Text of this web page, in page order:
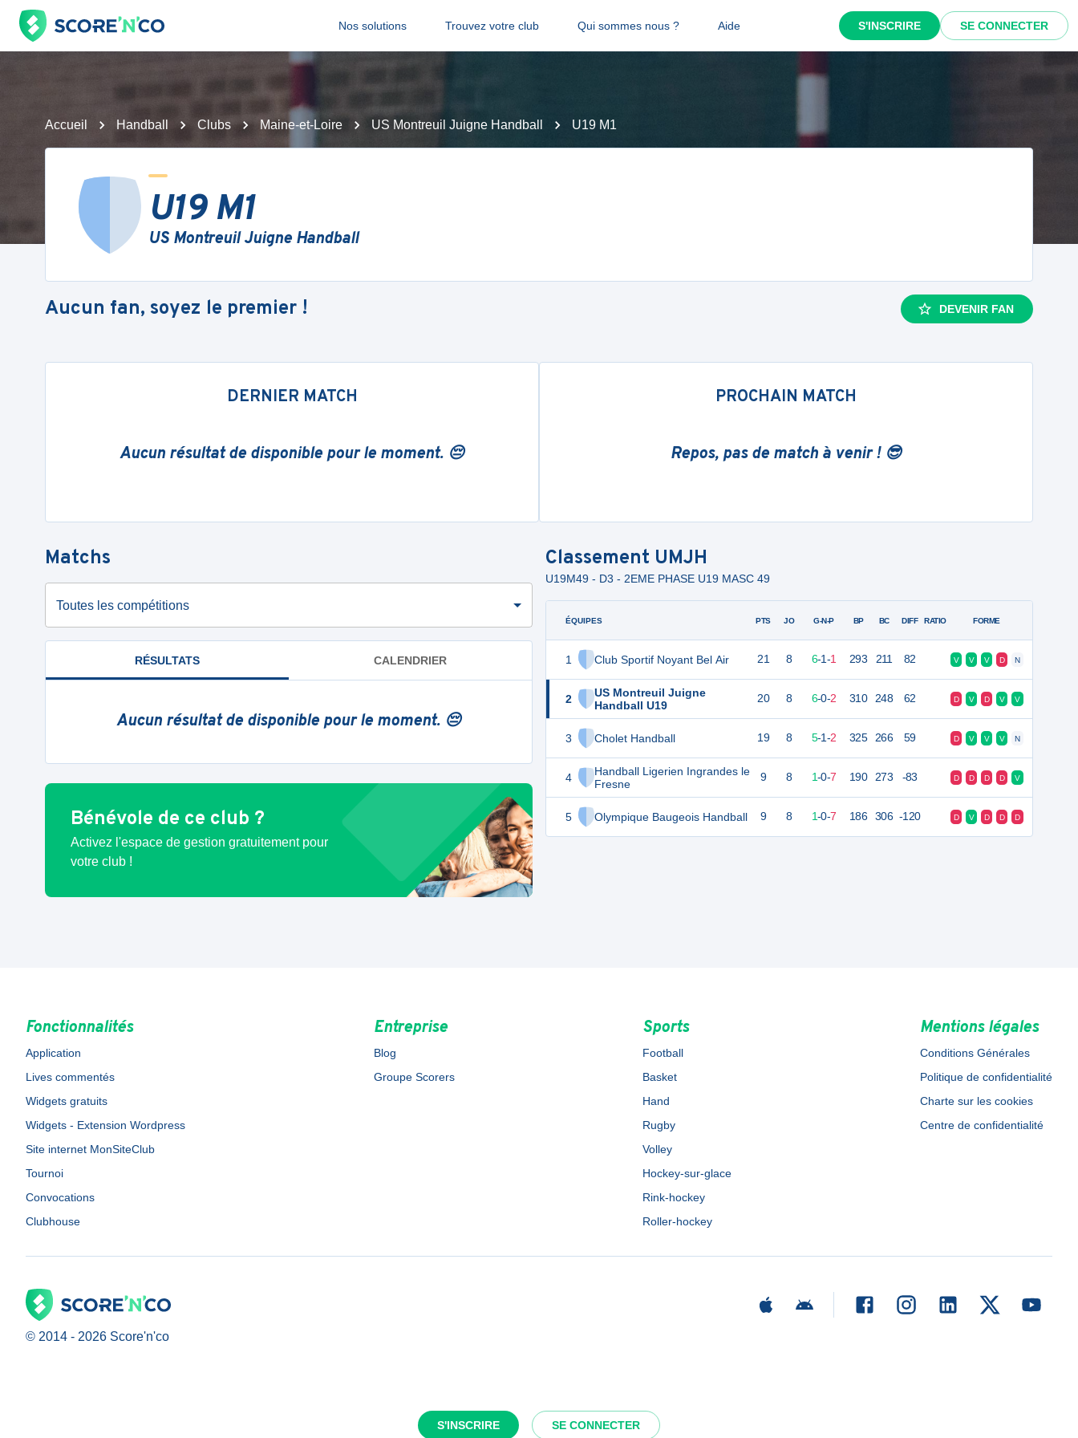
Nos solutions Trouvez votre club Qui sommes nous ? Aide S'INSCRIRE SE CONNECTER
S'INSCRIRE SE CONNECTER
Accueil Handball Clubs Maine-et-Loire US Montreuil Juigne Handball U19 M1
U19 M1
US Montreuil Juigne Handball
Aucun fan, soyez le premier ! DEVENIR FAN
DERNIER MATCH
Aucun résultat de disponible pour le moment. 😔
PROCHAIN MATCH
Repos, pas de match à venir ! 😎
Matchs
Toutes les compétitions
RÉSULTATS CALENDRIER
Aucun résultat de disponible pour le moment. 😔
Bénévole de ce club ?
Activez l'espace de gestion gratuitement pour
votre club !
Classement UMJH
U19M49 - D3 - 2EME PHASE U19 MASC 49
ÉQUIPES
1 Club Sportif Noyant Bel Air
2
US Montreuil Juigne
Handball U19
3 Cholet Handball
4
Handball Ligerien Ingrandes le
Fresne
5 Olympique Baugeois Handball
PTS JO G-N-P BP BC DIFF RATIO FORME
21 8 6-1-1 293 211 82 V V V D N
20 8 6-0-2 310 248 62 D V D V V
19 8 5-1-2 325 266 59 D V V V N
9 8 1-0-7 190 273 -83 D D D D V
9 8 1-0-7 186 306 -120 D V D D D
Fonctionnalités
Application
Lives commentés
Widgets gratuits
Widgets - Extension Wordpress
Site internet MonSiteClub
Tournoi
Convocations
Clubhouse
Entreprise
Blog
Groupe Scorers
Sports
Football
Basket
Hand
Rugby
Volley
Hockey-sur-glace
Rink-hockey
Roller-hockey
Mentions légales
Conditions Générales
Politique de confidentialité
Charte sur les cookies
Centre de confidentialité
© 2014 - 2026 Score'n'co